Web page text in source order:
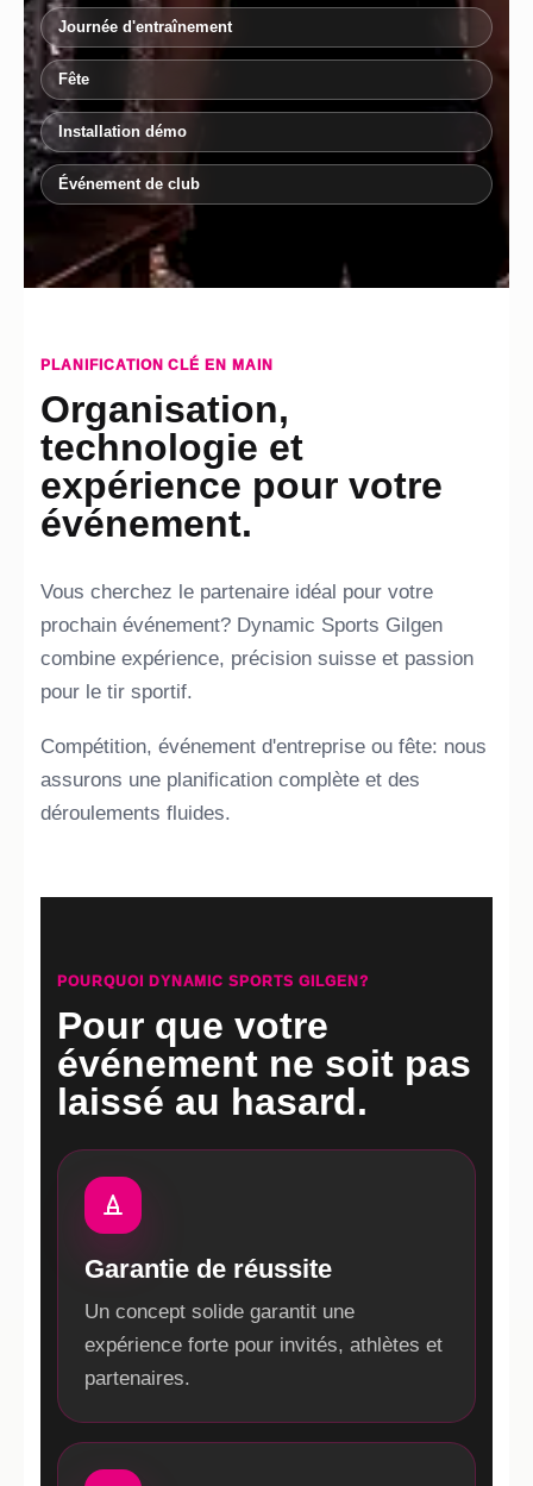
Journée d'entraînement
Fête
Installation démo
Événement de club
PLANIFICATION CLÉ EN MAIN
Organisation,
technologie et
expérience pour votre
événement.
Vous cherchez le partenaire idéal pour votre
prochain événement? Dynamic Sports Gilgen
combine expérience, précision suisse et passion
pour le tir sportif.
Compétition, événement d'entreprise ou fête: nous
assurons une planification complète et des
déroulements fluides.
POURQUOI DYNAMIC SPORTS GILGEN?
Pour que votre
événement ne soit pas
laissé au hasard.
Garantie de réussite
Un concept solide garantit une
expérience forte pour invités, athlètes et
partenaires.